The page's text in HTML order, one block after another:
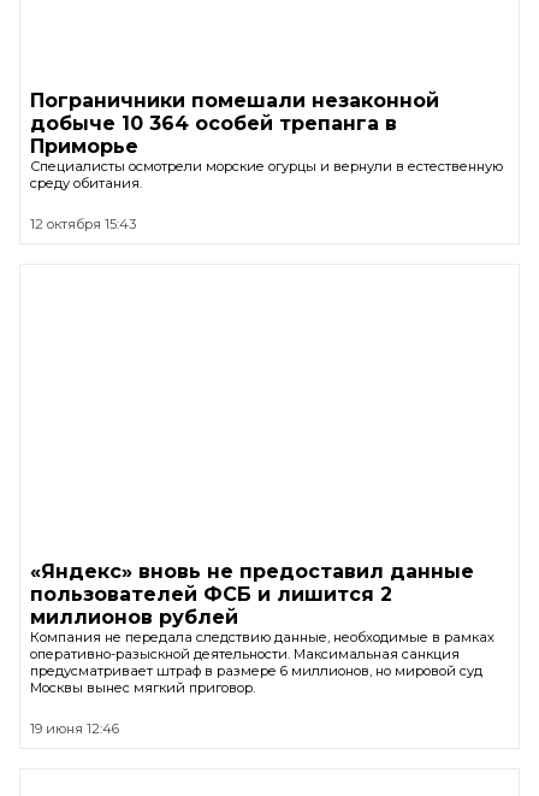
Пограничники помешали незаконной
добыче 10 364 особей трепанга в
Приморье
Специалисты осмотрели морские огурцы и вернули в естественную
среду обитания.
12 октября 15:43
«Яндекс» вновь не предоставил данные
пользователей ФСБ и лишится 2
миллионов рублей
Компания не передала следствию данные, необходимые в рамках
оперативно-разыскной деятельности. Максимальная санкция
предусматривает штраф в размере 6 миллионов, но мировой суд
Москвы вынес мягкий приговор.
19 июня 12:46